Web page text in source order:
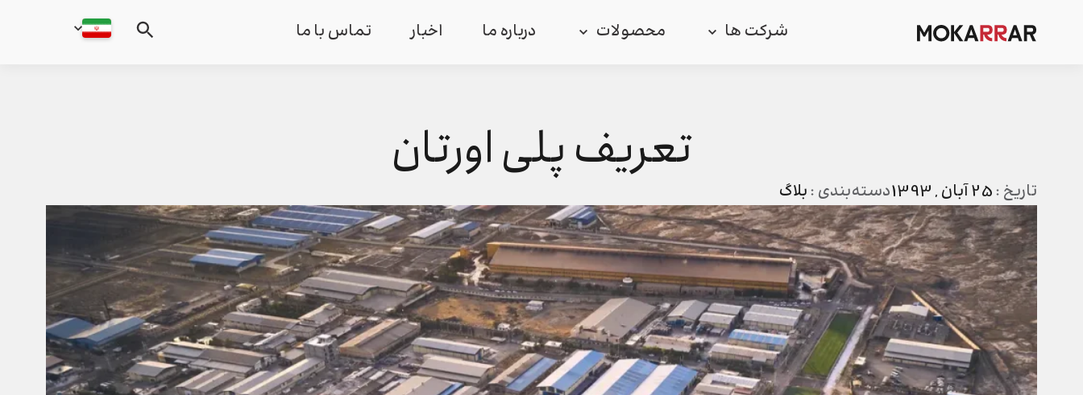
شرکت ها محصولات درباره ما اخبار تماس با ما
تعریف پلی اورتان
تاریخ :25 آبان , 1393 دسته‌بندی :بلاگ